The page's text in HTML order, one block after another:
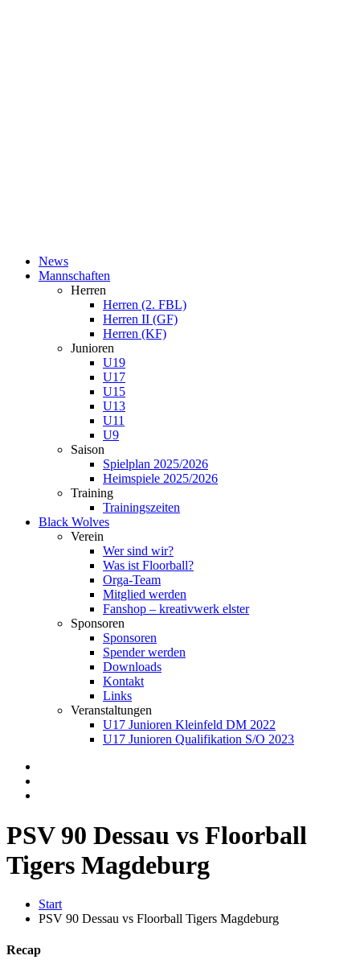
News
Mannschaften
Herren
Herren (2. FBL)
Herren II (GF)
Herren (KF)
Junioren
U19
U17
U15
U13
U11
U9
Saison
Spielplan 2025/2026
Heimspiele 2025/2026
Training
Trainingszeiten
Black Wolves
Verein
Wer sind wir?
Was ist Floorball?
Orga-Team
Mitglied werden
Fanshop – kreativwerk elster
Sponsoren
Sponsoren
Spender werden
Downloads
Kontakt
Links
Veranstaltungen
U17 Junioren Kleinfeld DM 2022
U17 Junioren Qualifikation S/O 2023
PSV 90 Dessau vs Floorball
Tigers Magdeburg
Start
PSV 90 Dessau vs Floorball Tigers Magdeburg
Recap